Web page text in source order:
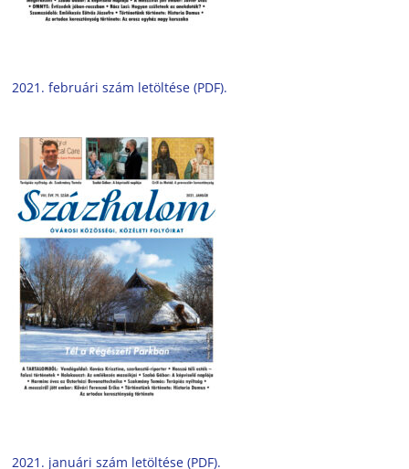
2021. februári szám letöltése (PDF).
2021. januári szám letöltése (PDF).